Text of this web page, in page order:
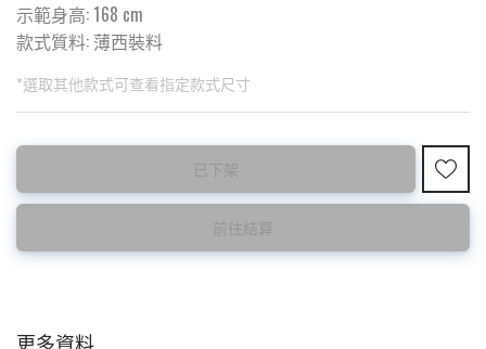
示範身高: 168 cm
款式質料: 薄西裝料
*選取其他款式可查看指定款式尺寸
此為預購品
預購10~15天到貨 ⚠️
此為減價貨品
特價品不設退換，購買前請先確認所列出的尺碼是否合適。
已下架
前往結算
更多資料